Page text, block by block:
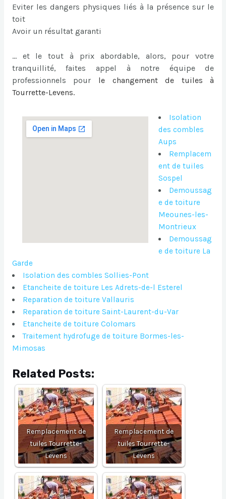
Eviter les dangers physiques liés à la présence sur le
toit
Avoir un résultat garanti
… et le tout à prix abordable, alors, pour votre
tranquillité, faites appel à notre équipe de
professionnels pour le changement de tuiles à
Tourrette-Levens.
Isolation
des combles
Aups
Remplacem
ent de tuiles
Sospel
Demoussag
e de toiture
Meounes-les-
Montrieux
Demoussag
e de toiture La
Garde
Isolation des combles Sollies-Pont
Etancheite de toiture Les Adrets-de-l Esterel
Reparation de toiture Vallauris
Reparation de toiture Saint-Laurent-du-Var
Etancheite de toiture Colomars
Traitement hydrofuge de toiture Bormes-les-
Mimosas
Related Posts:
Remplacement de
tuiles Tourrette-
Levens
Remplacement de
tuiles Tourrette-
Levens